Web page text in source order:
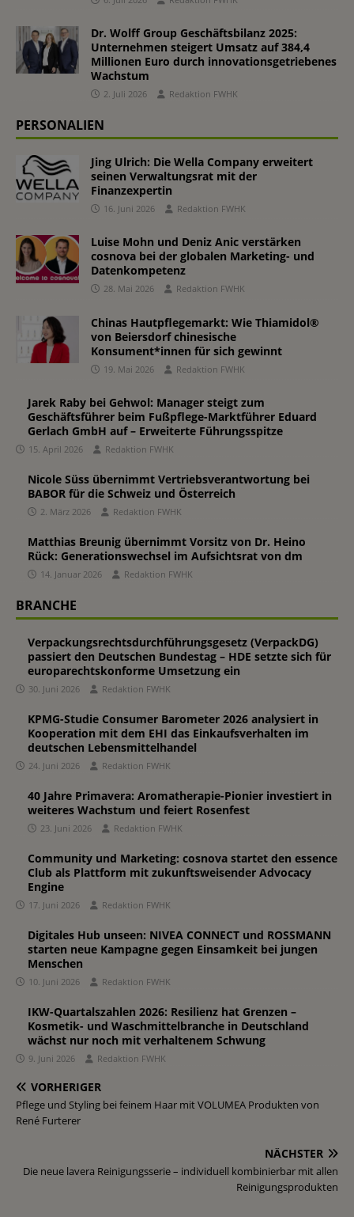
Dr. Wolff Group Geschäftsbilanz 2025:
Unternehmen steigert Umsatz auf 384,4
Millionen Euro durch innovationsgetriebenes
Wachstum
2. Juli 2026 Redaktion FWHK
PERSONALIEN
Jing Ulrich: Die Wella Company erweitert
seinen Verwaltungsrat mit der
Finanzexpertin
16. Juni 2026 Redaktion FWHK
Luise Mohn und Deniz Anic verstärken
cosnova bei der globalen Marketing- und
Datenkompetenz
28. Mai 2026 Redaktion FWHK
Chinas Hautpflegemarkt: Wie Thiamidol®
von Beiersdorf chinesische
Konsument*innen für sich gewinnt
19. Mai 2026 Redaktion FWHK
Jarek Raby bei Gehwol: Manager steigt zum
Geschäftsführer beim Fußpflege-Marktführer Eduard
Gerlach GmbH auf – Erweiterte Führungsspitze
15. April 2026 Redaktion FWHK
Nicole Süss übernimmt Vertriebsverantwortung bei
BABOR für die Schweiz und Österreich
2. März 2026 Redaktion FWHK
Matthias Breunig übernimmt Vorsitz von Dr. Heino
Rück: Generationswechsel im Aufsichtsrat von dm
14. Januar 2026 Redaktion FWHK
BRANCHE
Verpackungsrechtsdurchführungsgesetz (VerpackDG)
passiert den Deutschen Bundestag – HDE setzte sich für
europarechtskonforme Umsetzung ein
30. Juni 2026 Redaktion FWHK
KPMG-Studie Consumer Barometer 2026 analysiert in
Kooperation mit dem EHI das Einkaufsverhalten im
deutschen Lebensmittelhandel
24. Juni 2026 Redaktion FWHK
40 Jahre Primavera: Aromatherapie-Pionier investiert in
weiteres Wachstum und feiert Rosenfest
23. Juni 2026 Redaktion FWHK
Community und Marketing: cosnova startet den essence
Club als Plattform mit zukunftsweisender Advocacy
Engine
17. Juni 2026 Redaktion FWHK
Digitales Hub unseen: NIVEA CONNECT und ROSSMANN
starten neue Kampagne gegen Einsamkeit bei jungen
Menschen
10. Juni 2026 Redaktion FWHK
IKW-Quartalszahlen 2026: Resilienz hat Grenzen –
Kosmetik- und Waschmittelbranche in Deutschland
wächst nur noch mit verhaltenem Schwung
9. Juni 2026 Redaktion FWHK
VORHERIGER
Pflege und Styling bei feinem Haar mit VOLUMEA Produkten von
René Furterer
NÄCHSTER
Die neue lavera Reinigungsserie – individuell kombinierbar mit allen
Reinigungsprodukten